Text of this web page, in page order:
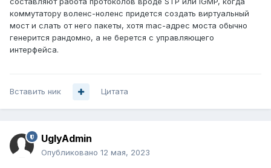
коммутатору воленс-ноленс придется создать виртуальный
мост и слать от него пакеты, хотя mac-адрес моста обычно
генерится рандомно, а не берется с управляющего
интерфейса.
Вставить ник Цитата
UglyAdmin
Опубликовано 12 мая, 2023